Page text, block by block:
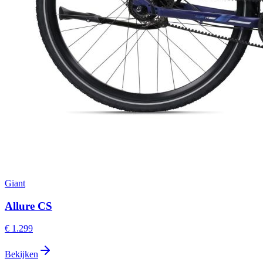
Giant
Allure CS
€ 1.299
Bekijken